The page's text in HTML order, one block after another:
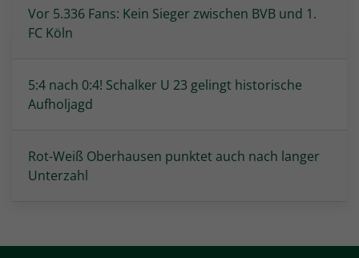
Vor 5.336 Fans: Kein Sieger zwischen BVB und 1.
FC Köln
5:4 nach 0:4! Schalker U 23 gelingt historische
Aufholjagd
Rot-Weiß Oberhausen punktet auch nach langer
Unterzahl